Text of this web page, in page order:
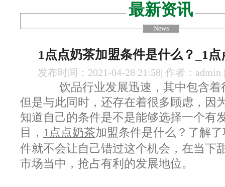
最新资讯
News
1点点奶茶加盟条件是什么？_1
发布时间：2021-04-28 21:58| 作者：admin
饮品行业发展迅速，其中包含着
但是与此同时，还存在着很多顾虑，因
知道自己的条件是不是能够选择一个有
目， 1点点奶茶加盟条件是什么？了解
件就不会让自己错过这个机会，在当下
市场当中，抢占有利的发展地位。